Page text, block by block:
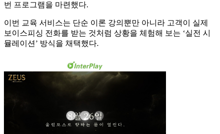
번 프로그램을 마련했다.
이번 교육 서비스는 단순 이론 강의뿐만 아니라 고객이 실제
보이스피싱 전화를 받는 것처럼 상황을 체험해 보는 ‘실전 시
뮬레이션’ 방식을 채택했다.